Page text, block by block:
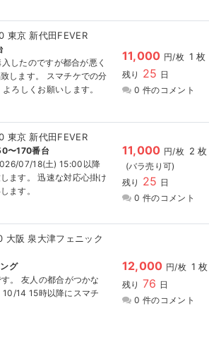
京 新代田FEVER
したのですが都合が悪く
します。 スマチケでの分
ろしくお願いします。
11,000 円/枚 1 枚
残り 25 日
0 件のコメント
京 新代田FEVER
〜170番台
07/18(土) 15:00以降
ます。 迅速な対応心掛け
ます。
11,000 円/枚 2 枚
残り 25 日
0 件のコメント
阪 泉大津フェニック
グ
。 友人の都合がつかな
14 15時以降にスマチ
12,000 円/枚 1 枚
残り 76 日
0 件のコメント